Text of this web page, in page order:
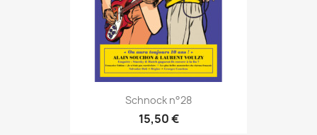
Schnock n°28
15,50 €